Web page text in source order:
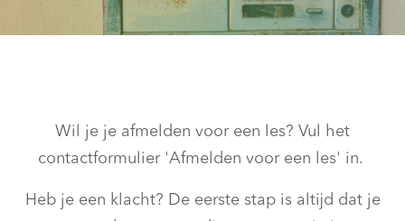
Wil je je afmelden voor een les? Vul het
contactformulier 'Afmelden voor een les' in.
Heb je een klacht? De eerste stap is altijd dat je